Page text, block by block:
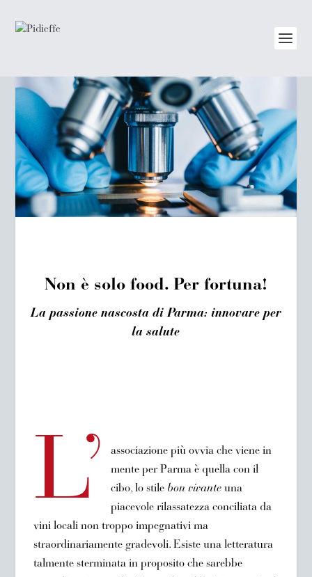
Non è solo food. Per fortuna!
La passione nascosta di Parma: innovare per
la salute
L’
associazione più ovvia che viene in
mente per Parma è quella con il
cibo, lo stile bon vivanteuna
piacevole rilassatezza conciliata da
vini locali non troppo impegnativi ma
straordinariamente gradevoli. Esiste una letteratura
talmente sterminata in proposito che sarebbe